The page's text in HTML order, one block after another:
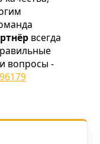
всегда
вопросы -